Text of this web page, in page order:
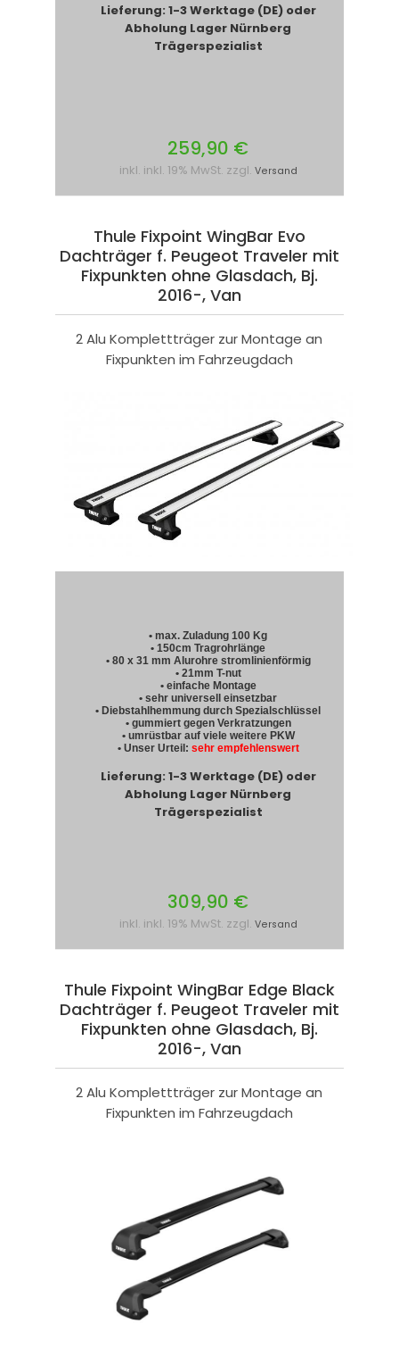
Lieferung: 1-3 Werktage (DE) oder
Abholung Lager Nürnberg
Trägerspezialist
259,90 €
inkl. inkl. 19% MwSt. zzgl. Versand
Thule Fixpoint WingBar Evo
Dachträger f. Peugeot Traveler mit
Fixpunkten ohne Glasdach, Bj.
2016-, Van
2 Alu Komplettträger zur Montage an
Fixpunkten im Fahrzeugdach
• max. Zuladung 100 Kg
• 150cm Tragrohrlänge
• 80 x 31 mm Alurohre stromlinienförmig
• 21mm T-nut
• einfache Montage
• sehr universell einsetzbar
• Diebstahlhemmung durch Spezialschlüssel
• gummiert gegen Verkratzungen
• umrüstbar auf viele weitere PKW
• Unser Urteil: sehr empfehlenswert
Lieferung: 1-3 Werktage (DE) oder
Abholung Lager Nürnberg
Trägerspezialist
309,90 €
inkl. inkl. 19% MwSt. zzgl. Versand
Thule Fixpoint WingBar Edge Black
Dachträger f. Peugeot Traveler mit
Fixpunkten ohne Glasdach, Bj.
2016-, Van
2 Alu Komplettträger zur Montage an
Fixpunkten im Fahrzeugdach